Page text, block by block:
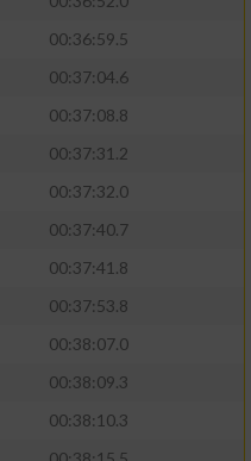
00:36:59.5
00:37:04.6
00:37:08.8
00:37:31.2
00:37:32.0
00:37:40.7
00:37:41.8
00:37:53.8
00:38:07.0
00:38:09.3
00:38:10.3